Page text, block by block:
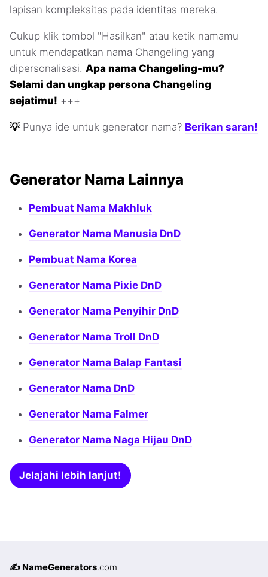
lapisan kompleksitas pada identitas mereka.
Cukup klik tombol "Hasilkan" atau ketik namamu
untuk mendapatkan nama Changeling yang
dipersonalisasi. Apa nama Changeling-mu?
Selami dan ungkap persona Changeling
sejatimu! +++
💡 Punya ide untuk generator nama? Berikan saran!
Generator Nama Lainnya
Pembuat Nama Makhluk
Generator Nama Manusia DnD
Pembuat Nama Korea
Generator Nama Pixie DnD
Generator Nama Penyihir DnD
Generator Nama Troll DnD
Generator Nama Balap Fantasi
Generator Nama DnD
Generator Nama Falmer
Generator Nama Naga Hijau DnD
Jelajahi lebih lanjut!
✍️ NameGenerators.com